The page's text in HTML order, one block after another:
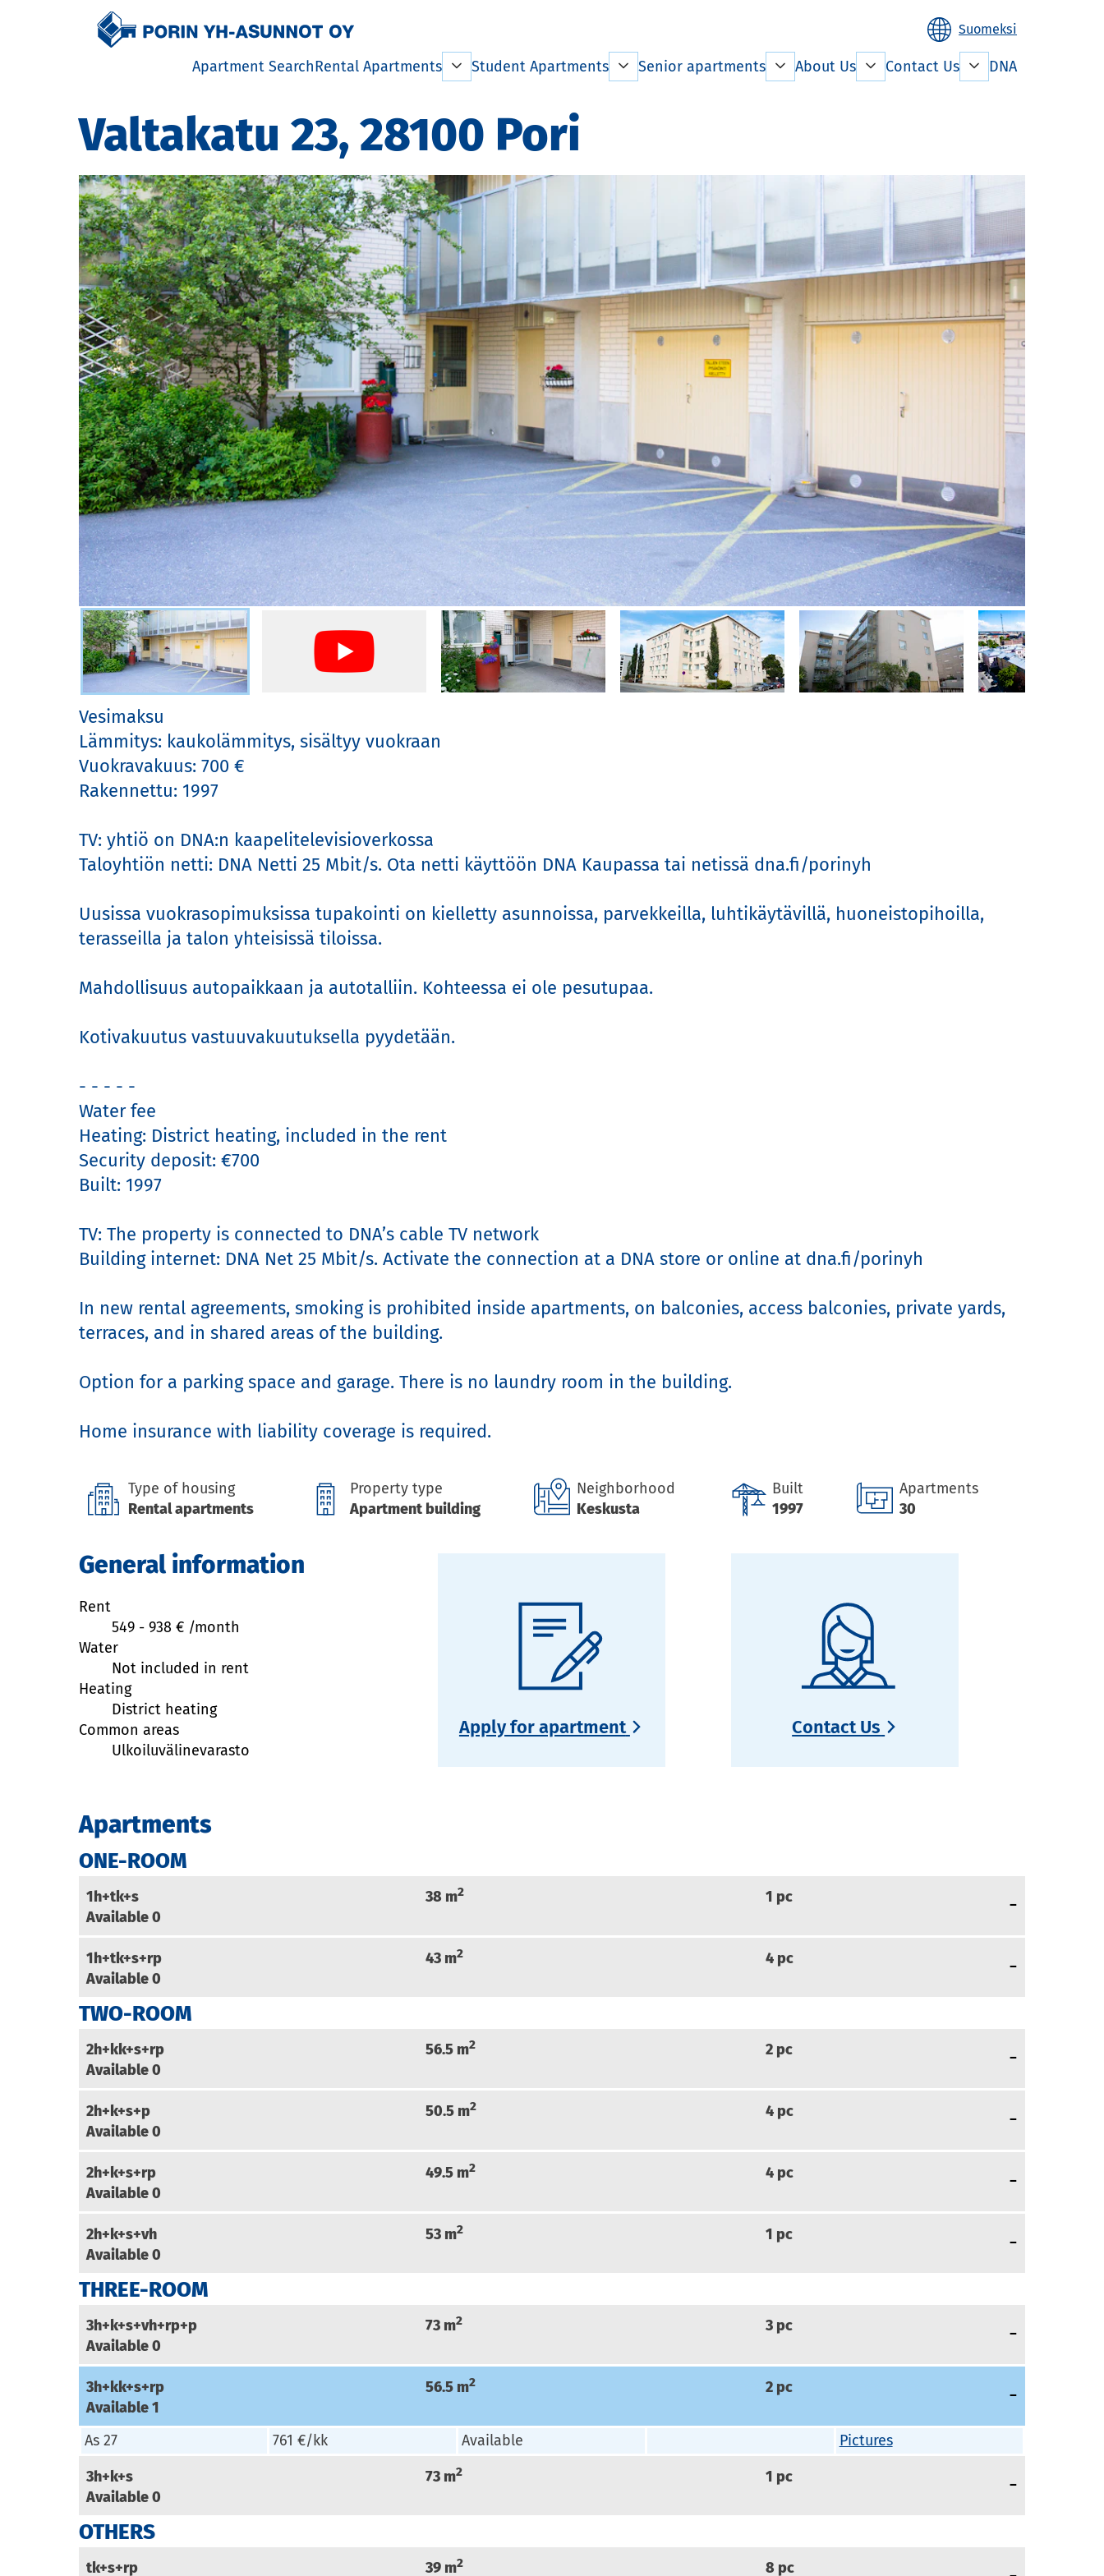
Etusivulle
Suomeksi
Apartment SearchRental Apartments
district
Tenant information
Pricelist
House Rules
Exceptional
situations
Terminating the lease
Frequently asked
questions
Student Apartments
Tenant information
Student City Pori
House Rules
Exceptional
situations
Terminating the lease
Student stories
Senior apartments
House Rules
Exceptional
situations
Terminating the lease
Homes for the Aged
About Us Contact Us DNA
Valtakatu 23, 28100 Pori
Valitse kuva
Vesimaksu
Lämmitys: kaukolämmitys, sisältyy vuokraan
Vuokravakuus: 700 €
Rakennettu: 1997
TV: yhtiö on DNA:n kaapelitelevisioverkossa
Taloyhtiön netti: DNA Netti 25 Mbit/s. Ota netti käyttöön DNA Kaupassa tai netissä dna.fi/porinyh
Uusissa vuokrasopimuksissa tupakointi on kielletty asunnoissa, parvekkeilla, luhtikäytävillä, huoneistopihoilla,
terasseilla ja talon yhteisissä tiloissa.
Mahdollisuus autopaikkaan ja autotalliin. Kohteessa ei ole pesutupaa.
Kotivakuutus vastuuvakuutuksella pyydetään.
- - - - -
Water fee
Heating: District heating, included in the rent
Security deposit: €700
Built: 1997
TV: The property is connected to DNA’s cable TV network
Building internet: DNA Net 25 Mbit/s. Activate the connection at a DNA store or online at dna.fi/porinyh
In new rental agreements, smoking is prohibited inside apartments, on balconies, access balconies, private yards,
terraces, and in shared areas of the building.
Option for a parking space and garage. There is no laundry room in the building.
Home insurance with liability coverage is required.
Type of housing
Rental apartments
Property type
Apartment building
Neighborhood
Keskusta
Built
1997
Apartments
30
General information
Rent
549 - 938 € /month
Water
Not included in rent
Heating
District heating
Common areas
Ulkoiluvälinevarasto
Apply for apartment Contact Us
Apartments
ONE-ROOM
1h+tk+s 38 m2 1 pc
Available0
1h+tk+s+rp 43 m2 4 pc
Available0
TWO-ROOM
2h+kk+s+rp 56.5 m2 2 pc
Available0
2h+k+s+p 50.5 m2 4 pc
Available0
2h+k+s+rp 49.5 m2 4 pc
Available0
2h+k+s+vh 53 m2 1 pc
Available0
THREE-ROOM
3h+k+s+vh+rp+p 73 m2 3 pc
Available0
3h+kk+s+rp 56.5 m2 2 pc
Available1
As 27
761 €/kk Available
Pictures
3h+k+s
73 m2 1 pc
Available0
OTHERS
tk+s+rp 39 m2 8 pc